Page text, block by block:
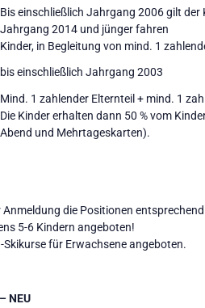
Bis einschließlich Jahrgang 2006 gilt
Jahrgang 2014 und jünger fahren
Kinder, in Begleitung von mind. 1
bis einschließlich Jahrgang 2003
Mind. 1 zahlender Elternteil + mind. 1
Die Kinder erhalten dann 50 % vom
Abend und Mehrtageskarten).
die Positionen
5-6 Kindern angeboten!
für Erwachsene angeboten.
NEU